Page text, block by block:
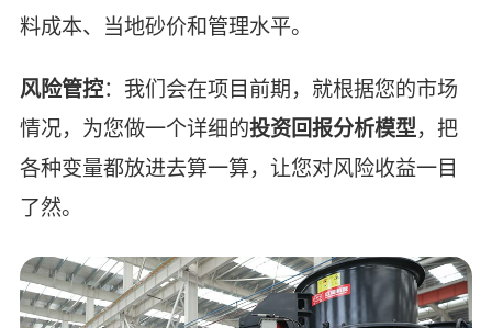
料成本、当地砂价和管理水平。
风险管控：我们会在项目前期，就根据您的市场
情况，为您做一个详细的投资回报分析模型，把
各种变量都放进去算一算，让您对风险收益一目
了然。